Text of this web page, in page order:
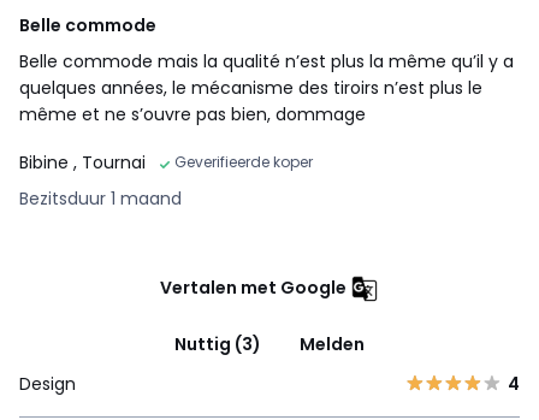
Belle commode
Belle commode mais la qualité n’est plus la même qu’il y a
quelques années, le mécanisme des tiroirs n’est plus le
même et ne s’ouvre pas bien, dommage
Bibine , Tournai Geverifieerde koper
Bezitsduur 1 maand
Vertalen met Google
Nuttig (3)
Melden
Design
4